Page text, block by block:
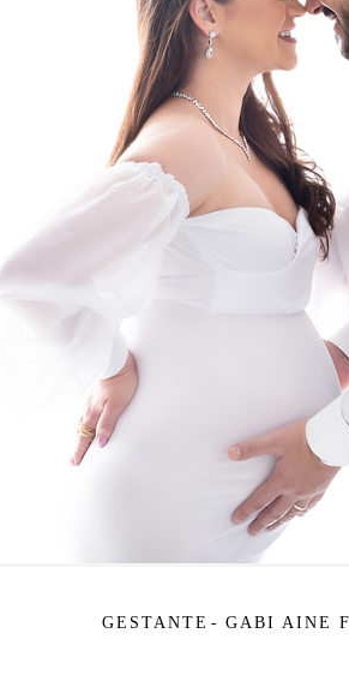
GESTANTE GABI AINE